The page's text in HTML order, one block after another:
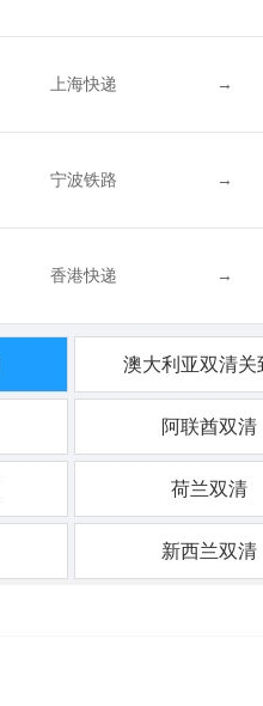
上海快递 →
宁波铁路 →
香港快递 →
澳大利亚双清关
阿联酋双清
荷兰双清
新西兰双清